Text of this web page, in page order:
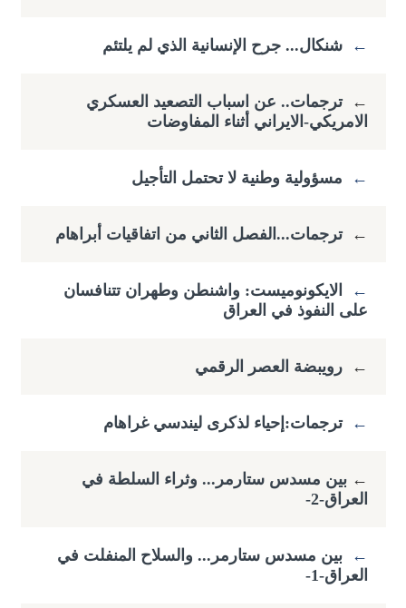
← شنكال... جرح الإنسانية الذي لم يلتئم
← ترجمات.. عن اسباب التصعيد العسكري
الامريكي-الايراني أثناء المفاوضات
← مسؤولية وطنية لا تحتمل التأجيل
← ترجمات...الفصل الثاني من اتفاقيات أبراهام
←
الايكونوميست: واشنطن وطهران تتنافسان
على النفوذ في العراق
← رويبضة العصر الرقمي
← ترجمات:إحياء لذكرى ليندسي غراهام
←​بين مسدس ستارمر... وثراء السلطة في
العراق-2-
←
بين مسدس ستارمر... والسلاح المنفلت في
العراق-1-